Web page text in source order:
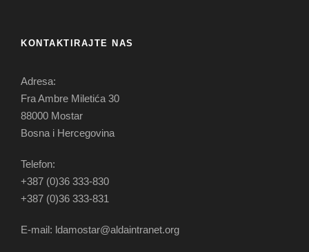
KONTAKTIRAJTE NAS
Adresa:
Fra Ambre Miletića 30
88000 Mostar
Bosna i Hercegovina
Telefon:
+387 (0)36 333-830
+387 (0)36 333-831
E-mail: ldamostar@aldaintranet.org